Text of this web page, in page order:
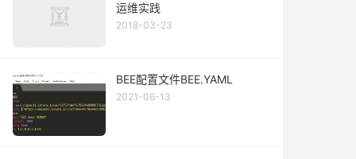
运维实践
2018-03-23
BEE配置文件BEE.YAML
2021-06-13